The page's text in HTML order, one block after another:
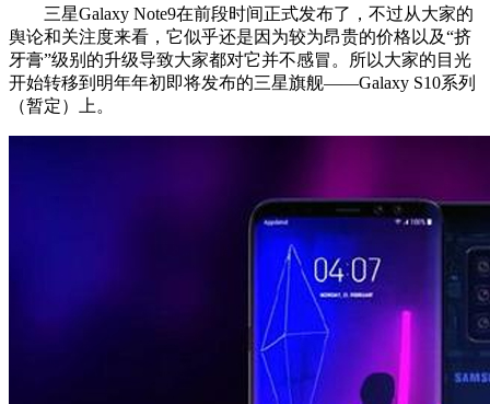
三星Galaxy Note9在前段时间正式发布了，不过从大家的
舆论和关注度来看，它似乎还是因为较为昂贵的价格以及“挤
牙膏”级别的升级导致大家都对它并不感冒。所以大家的目光
开始转移到明年年初即将发布的三星旗舰——Galaxy S10系列
（暂定）上。